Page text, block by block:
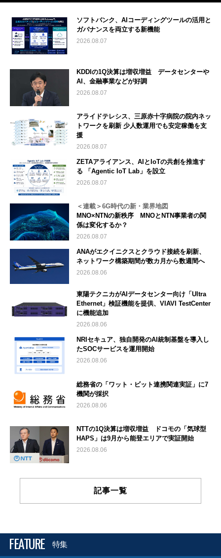
ソフトバンク、AIコーディングツールの活用と
ガバナンスを両立する新機能
2026.08.07
KDDIの1Q決算は増収増益 データセンターや
AI、金融事業などが好調
2026.08.07
アライドテレシス、三原赤十字病院の院内ネッ
トワークを刷新 少人数運用でも安定稼働を支
援
2026.08.07
ZETAアライアンス、AIとIoTの共創を推進す
る 「Agentic IoT Lab」を設立
2026.08.07
＜連載＞6G時代の新・業界地図
MNO×NTNの新秩序 MNOとNTN事業者の関
係は変化するか？
2026.08.07
ANAがエクイニクスとクラウド接続を刷新、
ネットワーク構築期間が数カ月から数週間へ
2026.08.06
東陽テクニカがAIデータセンター向け「Ultra
Ethernet」検証機能を提供、VIAVI TestCenter
に機能追加
2026.08.06
NRIセキュア、独自開発のAI統制基盤を導入し
たSOCサービスを運用開始
2026.08.06
総務省の「ワット・ビット連携関連実証」に7
機関が採択
2026.08.06
NTTの1Q決算は増収増益 ドコモの「気球型
HAPS」は9月から能登エリアで実証開始
2026.08.06
記事一覧
FEATURE 特集